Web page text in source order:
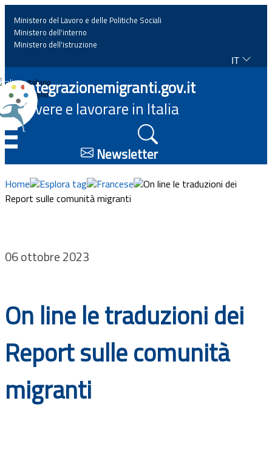
Home
News
Approfondimenti
Eventi
Progetti
Bandi
Guide
Ministero del Lavoro e delle Politiche Sociali
Ministero dell'interno
Ministero dell'istruzione
IT
Italiano
English
Integrazionemigranti.gov.it
Vivere e lavorare in Italia
Newsletter
Home Esplora tag Francese
On line le traduzioni dei
Report sulle comunità migranti
06 ottobre 2023
On line le traduzioni dei
Report sulle comunità
migranti